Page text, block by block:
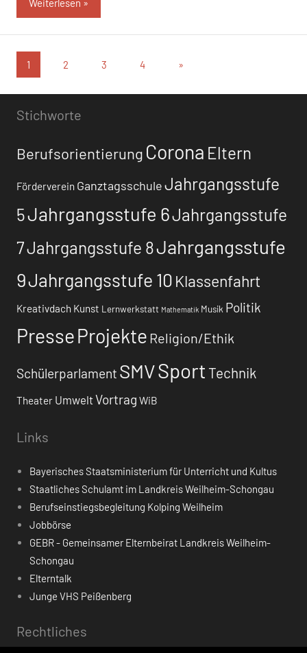
Weiterlesen
Seitennummerierung
der
Beiträge
1 2 3 4
Nächste
»
Stichworte
Berufsorientierung Corona Eltern
Förderverein GanztagsschuleJahrgangsstufe
5Jahrgangsstufe 6Jahrgangsstufe
7Jahrgangsstufe 8Jahrgangsstufe
9Jahrgangsstufe 10 Klassenfahrt
Kreativdach Kunst Lernwerkstatt Mathematik Musik Politik
PresseProjekte Religion/Ethik
Schülerparlament SMVSport Technik
Theater UmweltVortrag WiB
Links
Bayerisches Staatsministerium für Unterricht und Kultus
Staatliches Schulamt im Landkreis Weilheim-Schongau
Berufseinstiegsbegleitung Kolping Weilheim
Jobbörse
GEBR - Gemeinsamer Elternbeirat Landkreis Weilheim-
Schongau
Elterntalk
Junge VHS Peißenberg
Rechtliches